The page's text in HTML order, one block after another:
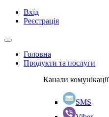
Вхід
Реєстрація
Головна
Продукти та послуги
Канали комунікації
SMS